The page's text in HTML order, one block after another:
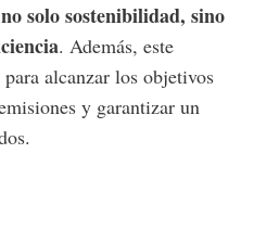
solo sostenibilidad, sino
. Además, este
alcanzar los objetivos
y garantizar un